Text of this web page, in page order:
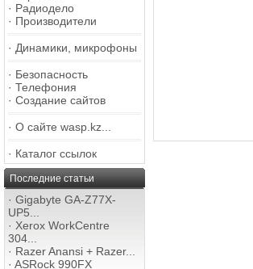
· Радиодело
· Производители
· Динамики, микрофоны
· Безопасность
· Телефония
· Создание сайтов
· О сайте wasp.kz...
· Каталог ссылок
Последние статьи
· Gigabyte GA-Z77X-
UP5...
· Xerox WorkCentre
304...
· Razer Anansi + Razer...
· ASRock 990FX